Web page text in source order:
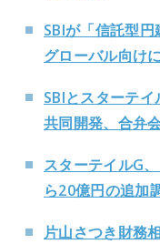
SBIが「信託型円
グローバル向け
SBIとスターテ
共同開発、合弁
スターテイルG
ら20億円の追加
片山さつき財務